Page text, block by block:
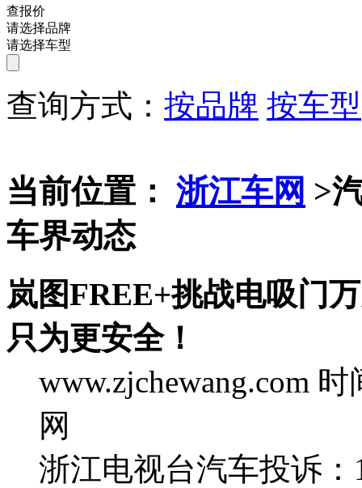
查报价
请选择品牌
请选择车型
查询方式： 按品牌 按车型
当前位置： 浙江车网 >
车界动态
岚图FREE+挑战电吸门
只为更安全！
www.zjchewang.com 时
网
浙江电视台汽车投诉：